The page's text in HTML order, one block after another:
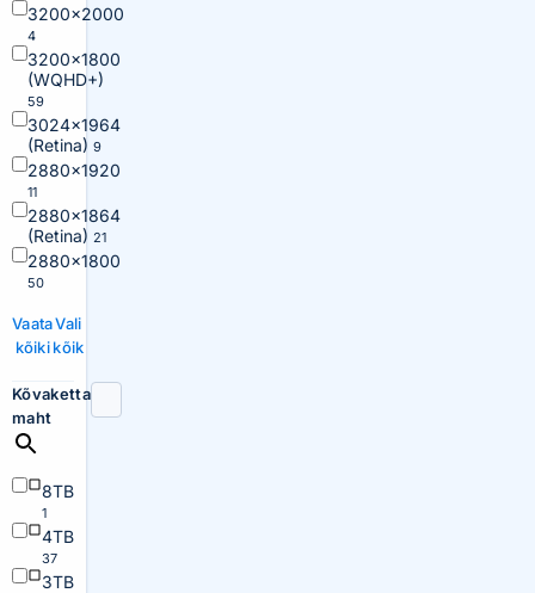
3200×2000
4
3200×1800
(WQHD+)
59
3024×1964
(Retina) 9
2880×1920
11
2880×1864
(Retina) 21
2880×1800
50
Vaata
kõiki
Vali
kõik
Kõvaketta
maht
8TB
1
4TB
37
3TB